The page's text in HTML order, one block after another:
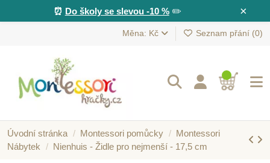
×
⏰ Do školy se slevou -10 %✏️
Měna: Kč Seznam přání (0)
Úvodní stránka Montessori pomůcky
Montessori
Nábytek
Nienhuis - Židle pro nejmenší - 17,5 cm